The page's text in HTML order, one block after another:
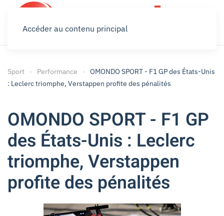
Accéder au contenu principal
Sport Performance
OMONDO SPORT - F1 GP des États-Unis
: Leclerc triomphe, Verstappen profite des pénalités
OMONDO SPORT - F1 GP
des États-Unis : Leclerc
triomphe, Verstappen
profite des pénalités